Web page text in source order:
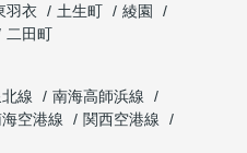
羽衣 土生町
綾園
二田町
線
南海高師浜線
空港線
関西空港線